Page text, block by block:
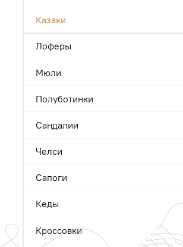
Казаки
Лоферы
Мюли
Полуботинки
Сандалии
Челси
Сапоги
Кеды
Кроссовки